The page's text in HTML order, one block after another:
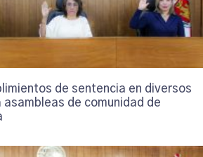
de sentencia en diversos
de comunidad de